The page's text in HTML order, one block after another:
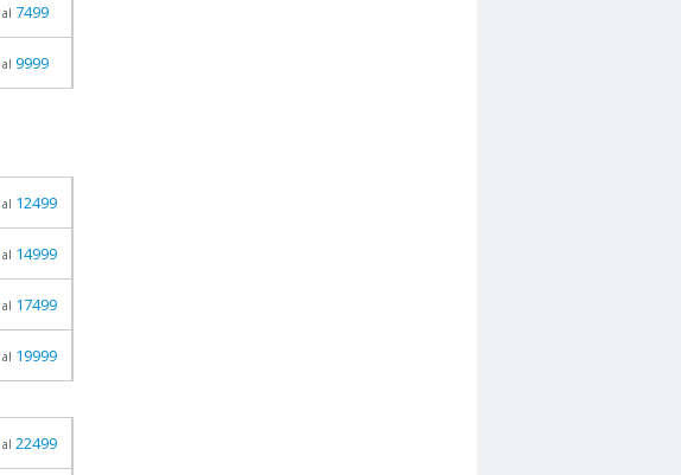
al 7499
al 9999
al 12499
al 14999
al 17499
al 19999
al 22499